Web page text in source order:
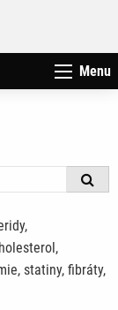
Menu
statiny, fibráty,